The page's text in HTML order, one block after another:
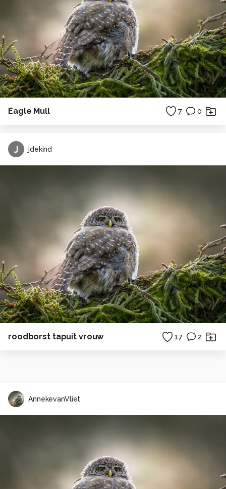
Eagle Mull 7 0
J jdekind
roodborst tapuit vrouw 17 2
AnnekevanVliet